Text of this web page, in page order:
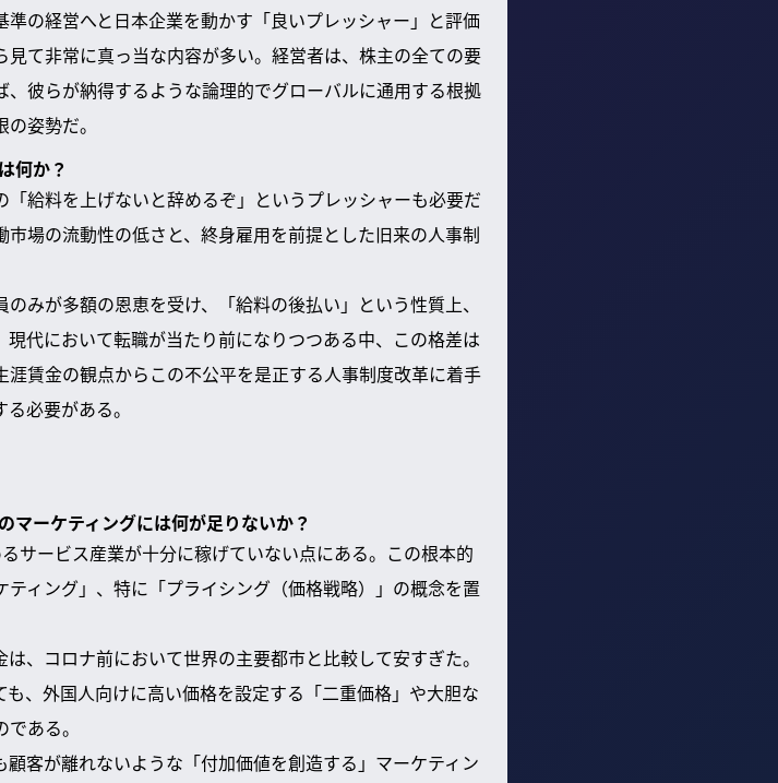
の経営へと日本企業を動かす「良いプレッシャー」と評価
て非常に真っ当な内容が多い。経営者は、株主の全ての要
彼らが納得するような論理的でグローバルに通用する根拠
姿勢だ。
何か？
給料を上げないと辞めるぞ」というプレッシャーも必要だ
場の流動性の低さと、終身雇用を前提とした旧来の人事制
みが多額の恩恵を受け、「給料の後払い」という性質上、
代において転職が当たり前になりつつある中、この格差は
賃金の観点からこの不公平を是正する人事制度改革に着手
必要がある。
マーケティングには何が足りないか？
サービス産業が十分に稼げていない点にある。この根本的
ィング」、特に「プライシング（価格戦略）」の概念を置
、コロナ前において世界の主要都市と比較して安すぎた。
、外国人向けに高い価格を設定する「二重価格」や大胆な
ある。
客が離れないような「付加価値を創造する」マーケティン